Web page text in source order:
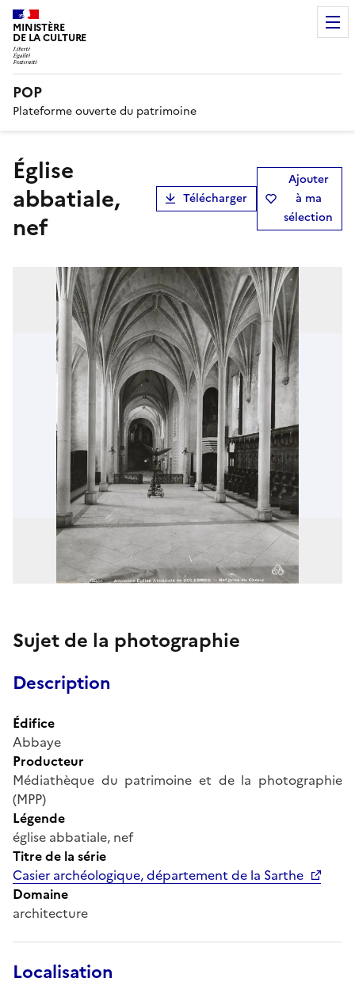
MINISTÈRE
DE LA CULTURE
POP
Plateforme ouverte du patrimoine
église
abbatiale,
nef
Télécharger
Ajouter
à ma
sélection
Sujet de la photographie
Description
Édifice
Abbaye
Producteur
Médiathèque du patrimoine et de la photographie
(MPP)
Légende
église abbatiale, nef
Titre de la série
Casier archéologique, département de la Sarthe
Domaine
architecture
Localisation